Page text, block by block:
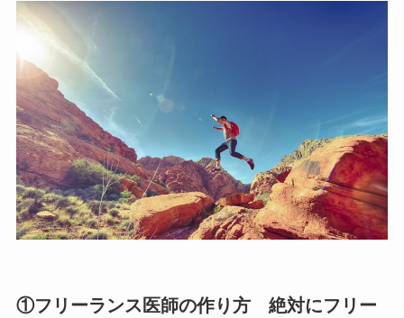
①フリーランス医師の作り方 絶対にフリー